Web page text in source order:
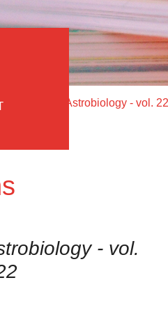
- vol.